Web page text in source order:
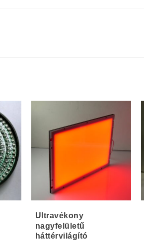
Ultravékony
nagyfelületű
háttérvilágító